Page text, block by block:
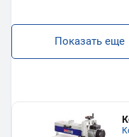
Показать еще